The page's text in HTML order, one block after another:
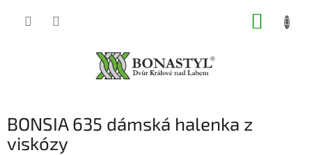
BONSIA 635 dámská halenka z
viskózy